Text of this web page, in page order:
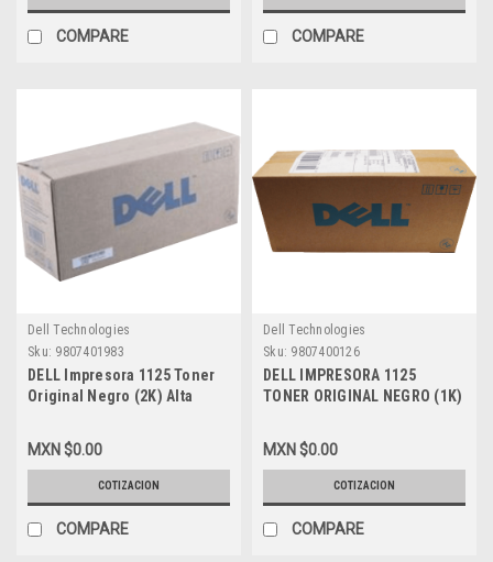
COMPARE COMPARE
Dell Technologies
Sku: 9807401983
DELL Impresora 1125 Toner
Original Negro (2K) Alta
XP407, A3274553, 310-9319
MXN $0.00
COTIZACION
COMPARE
Dell Technologies
Sku: 9807400126
DELL IMPRESORA 1125
TONER ORIGINAL NEGRO (1K)
DELL UW919, XP092 , 310-
9318, A7247687
MXN $0.00
COTIZACION
COMPARE